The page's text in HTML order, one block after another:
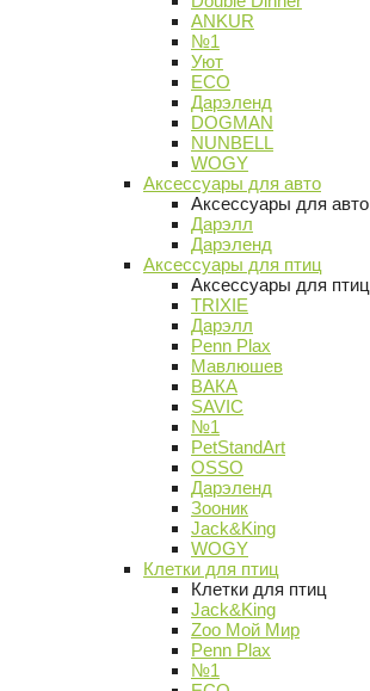
ANKUR
№1
Уют
ECO
Дарэленд
DOGMAN
NUNBELL
WOGY
Аксессуары для авто
Аксессуары для авто
Дарэлл
Дарэленд
Аксессуары для птиц
Аксессуары для птиц
TRIXIE
Дарэлл
Penn Plax
Мавлюшев
ВАКА
SAVIC
№1
PetStandArt
OSSO
Дарэленд
Зооник
Jack&King
WOGY
Клетки для птиц
Клетки для птиц
Jack&King
Zoo Мой Мир
Penn Plax
№1